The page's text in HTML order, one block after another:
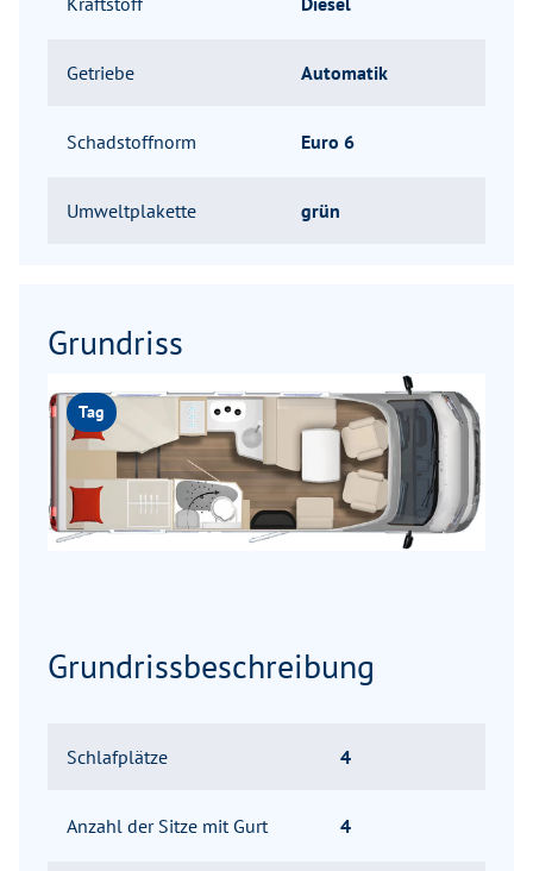
Getriebe Automatik
Schadstoffnorm Euro 6
Umweltplakette grün
Grundriss
Tag
Grundrissbeschreibung
Schlafplätze 4
Anzahl der Sitze mit Gurt 4